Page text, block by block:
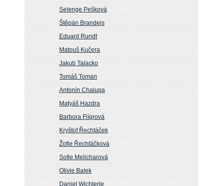
Selenge Pešková
Štěpán Brandejs
Eduard Rundt
Matouš Kučera
Jakub Talacko
Tomáš Toman
Antonín Chalupa
Matyáš Hazdra
Barbora Flígrová
Kryštof Řechtáček
Žofie Řechtáčková
Sofie Melicharová
Olivie Balek
Daniel Wichterle